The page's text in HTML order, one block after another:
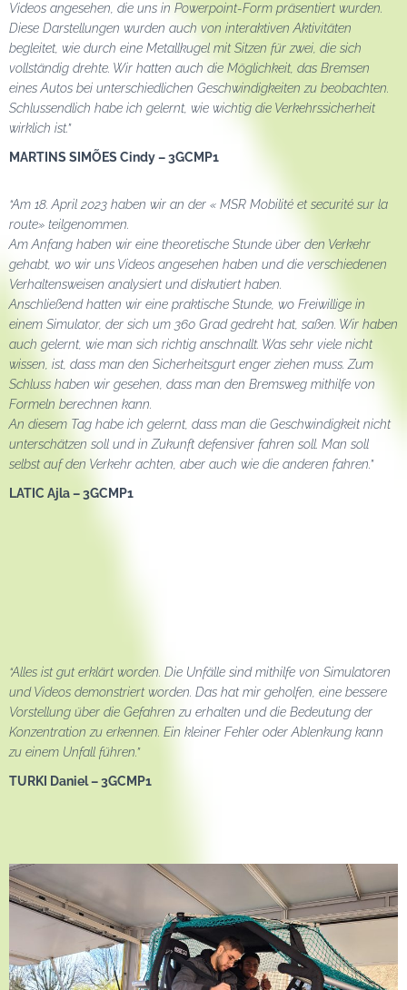
Videos angesehen, die uns in Powerpoint-Form präsentiert wurden.
Diese Darstellungen wurden auch von interaktiven Aktivitäten
begleitet, wie durch eine Metallkugel mit Sitzen für zwei, die sich
vollständig drehte. Wir hatten auch die Möglichkeit, das Bremsen
eines Autos bei unterschiedlichen Geschwindigkeiten zu beobachten.
Schlussendlich habe ich gelernt, wie wichtig die Verkehrssicherheit
wirklich ist.”
MARTINS SIMÕES Cindy – 3GCMP1
“Am 18. April 2023 haben wir an der « MSR Mobilité et securité sur la
route» teilgenommen.
Am Anfang haben wir eine theoretische Stunde über den Verkehr
gehabt, wo wir uns Videos angesehen haben und die verschiedenen
Verhaltensweisen analysiert und diskutiert haben.
Anschließend hatten wir eine praktische Stunde, wo Freiwillige in
einem Simulator, der sich um 360 Grad gedreht hat, saßen. Wir haben
auch gelernt, wie man sich richtig anschnallt. Was sehr viele nicht
wissen, ist, dass man den Sicherheitsgurt enger ziehen muss. Zum
Schluss haben wir gesehen, dass man den Bremsweg mithilfe von
Formeln berechnen kann.
An diesem Tag habe ich gelernt, dass man die Geschwindigkeit nicht
unterschätzen soll und in Zukunft defensiver fahren soll. Man soll
selbst auf den Verkehr achten, aber auch wie die anderen fahren.”
LATIC Ajla – 3GCMP1
“Alles ist gut erklärt worden. Die Unfälle sind mithilfe von Simulatoren
und Videos demonstriert worden. Das hat mir geholfen, eine bessere
Vorstellung über die Gefahren zu erhalten und die Bedeutung der
Konzentration zu erkennen. Ein kleiner Fehler oder Ablenkung kann
zu einem Unfall führen.”
TURKI Daniel – 3GCMP1